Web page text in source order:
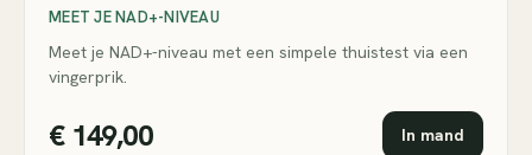
MEET JE NAD+-NIVEAU
Meet je NAD+-niveau met een simpele thuistest via een
vingerprik.
€ 149,00 In mand